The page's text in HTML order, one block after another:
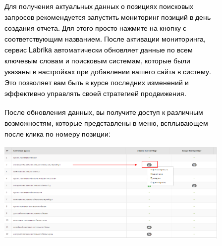
Для получения актуальных данных о позициях поисковых
запросов рекомендуется запустить мониторинг позиций в день
создания отчета. Для этого просто нажмите на кнопку с
соответствующим названием. После активации мониторинга,
сервис Labrika автоматически обновляет данные по всем
ключевым словам и поисковым системам, которые были
указаны в настройках при добавлении вашего сайта в систему.
Это позволяет вам быть в курсе последних изменений и
эффективно управлять своей стратегией продвижения.
После обновления данных, вы получите доступ к различным
возможностям, которые представлены в меню, всплывающем
после клика по номеру позиции: